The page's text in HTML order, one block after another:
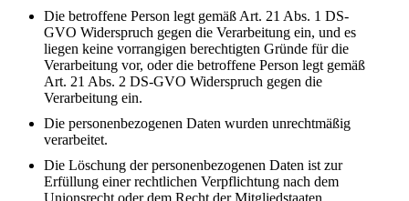
Die betroffene Person legt gemäß Art. 21 Abs. 1 DS-
GVO Widerspruch gegen die Verarbeitung ein, und es
liegen keine vorrangigen berechtigten Gründe für die
Verarbeitung vor, oder die betroffene Person legt gemäß
Art. 21 Abs. 2 DS-GVO Widerspruch gegen die
Verarbeitung ein.
Die personenbezogenen Daten wurden unrechtmäßig
verarbeitet.
Die Löschung der personenbezogenen Daten ist zur
Erfüllung einer rechtlichen Verpflichtung nach dem